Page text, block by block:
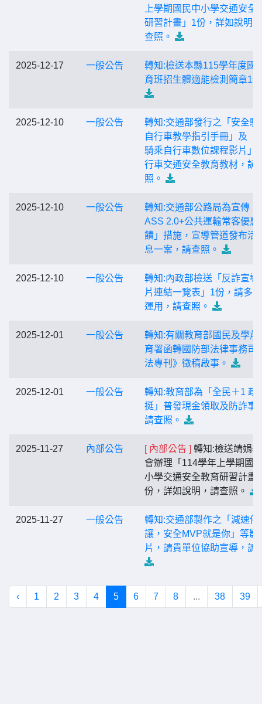
上學期國民中小學交通安全
研習計畫」1份，詳如說明
查照。
2025-12-17 一般公告
轉知:檢送本縣115學年度國
育班招生體適能檢測簡章1
2025-12-10 一般公告
轉知:交通部發行之「安全騎
自行車教學指引手冊」及「
騎乘自行車數位課程影片」
行車交通安全教育教材，請
照。
2025-12-10 一般公告
轉知:交通部公路局為宣傳「
ASS 2.0+公共運輸常客優惠
饋」措施，宣導管道發布活
息一案，請查照。
2025-12-10 一般公告
轉知:內政部檢送「反詐宣導
片連結一覽表」1份，請多
運用，請查照。
2025-12-01 一般公告
轉知:有關教育部國民及學前
育署函轉國防部法律事務司
法專刊》徵稿啟事。
2025-12-01 一般公告
轉知:教育部為「全民＋1 政
挺」普發現金領取及防詐事
請查照。
2025-11-27 內部公告 [ 內部公告 ] 轉知:檢送靖娟
會辦理「114學年上學期國
小學交通安全教育研習計畫
份，詳如說明，請查照。
2025-11-27 一般公告
轉知:交通部製作之「減速停
讓，安全MVP就是你」等影
片，請貴單位協助宣導，請
‹ 1 2 3 4 5 6 7 8 ... 38 39